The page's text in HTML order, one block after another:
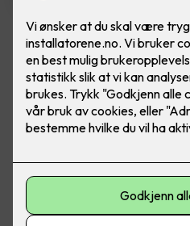
Zaptec Go
Ferdig montert
ladeboks for enebolig og
Mode får du lade når
døgnet. Lad hjemme, når det